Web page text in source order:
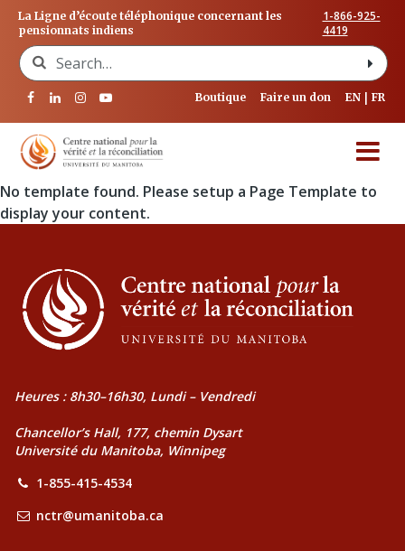
La Ligne d’écoute téléphonique concernant les
pensionnats indiens
1-866-925-
4419
Search for:
Boutique Faire un don EN FR
No template found. Please setup a Page Template to
display your content.
Heures : 8h30–16h30, Lundi – Vendredi
Chancellor’s Hall, 177, chemin Dysart
Université du Manitoba, Winnipeg
1-855-415-4534
nctr@umanitoba.ca